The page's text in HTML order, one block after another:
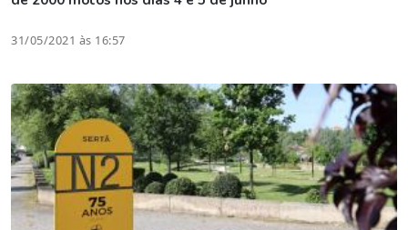
31/05/2021 às 16:57